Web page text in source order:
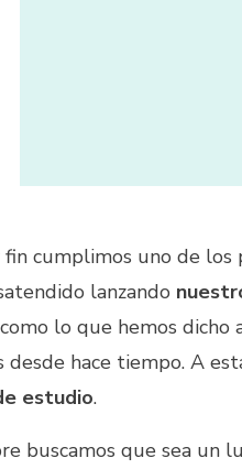
cumplimos uno de los
lanzando
lo que hemos dicho
desde hace tiempo. A
estudio.
buscamos que sea un